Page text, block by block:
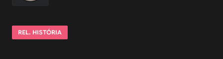
REL. HISTÓRIA